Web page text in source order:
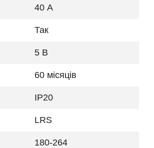
40 А
Так
5 В
60 місяців
IP20
LRS
180-264